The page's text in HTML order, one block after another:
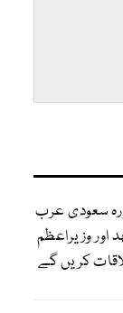
سعودی عرب
اور وزیراعظم
کریں گے